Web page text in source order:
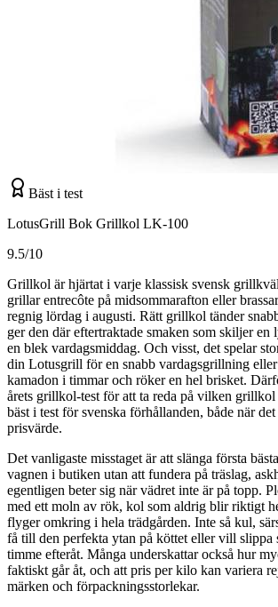
Bäst i test
LotusGrill Bok Grillkol LK-100
9.5/10
Grillkol är hjärtat i varje klassisk svensk
grillar entrecôte på midsommarafton eller
regnig lördag i augusti. Rätt grillkol tänder
ger den där eftertraktade smaken som skiljer
en blek vardagsmiddag. Och visst, det spelar
din Lotusgrill för en snabb vardagsgrillning
kamadon i timmar och röker en hel brisket.
årets grillkol-test för att ta reda på vilken grillkol
bäst i test för svenska förhållanden, både när
prisvärde.
Det vanligaste misstaget är att slänga första
vagnen i butiken utan att fundera på träslag,
egentligen beter sig när vädret inte är på topp.
med ett moln av rök, kol som aldrig blir riktigt
flyger omkring i hela trädgården. Inte så kul,
få till den perfekta ytan på köttet eller vill slippa
timme efteråt. Många underskattar också hur
faktiskt går åt, och att pris per kilo kan variera
märken och förpackningsstorlekar.